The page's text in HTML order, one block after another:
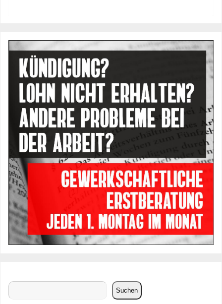
Suchen